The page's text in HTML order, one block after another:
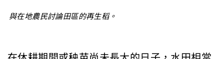
與在地農民討論田區的再生稻。